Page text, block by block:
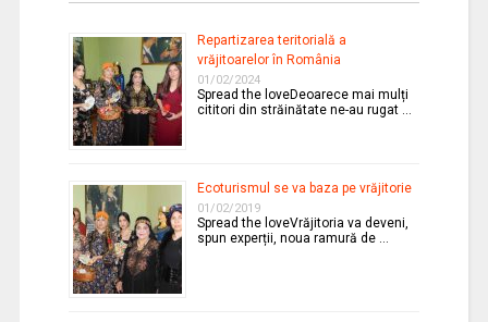
Repartizarea teritorială a
vrăjitoarelor în România
01/02/2024
Spread the loveDeoarece mai mulți
cititori din străinătate ne-au rugat …
Ecoturismul se va baza pe vrăjitorie
01/02/2019
Spread the loveVrăjitoria va deveni,
spun experții, noua ramură de …